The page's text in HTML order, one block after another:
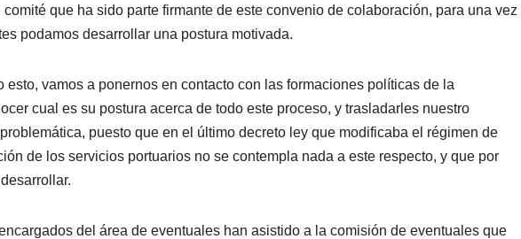
que ha sido parte firmante de este convenio de colaboración, para una vez
podamos desarrollar una postura motivada.
esto, vamos a ponernos en contacto con las formaciones políticas de la
cual es su postura acerca de todo este proceso, y trasladarles nuestro
puesto que en el último decreto ley que modificaba el régimen de
de los servicios portuarios no se contempla nada a este respecto, y que por
del área de eventuales han asistido a la comisión de eventuales que